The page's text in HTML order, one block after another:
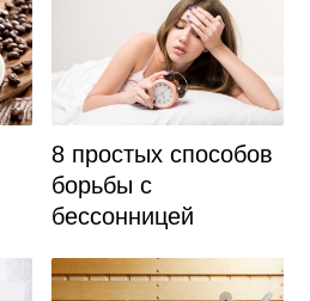
8 простых способов
борьбы с
бессонницей